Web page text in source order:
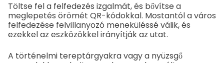
Töltse fel a felfedezés izgalmát, és bővítse a
meglepetés örömét QR-kódokkal. Mostantól a város
felfedezése felvillanyozó meneküléssé válik, és
ezekkel az eszközökkel irányítják az utat.
A történelmi tereptárgyakra vagy a nyüzsgő